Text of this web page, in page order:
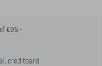
€95,-
creditcard